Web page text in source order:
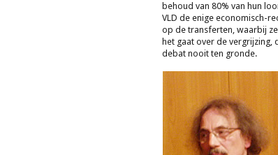
behoud van 80% van hun
VLD de enige economisch-
op de transferten, waarbij
het gaat over de vergrijzing,
debat nooit ten gronde.